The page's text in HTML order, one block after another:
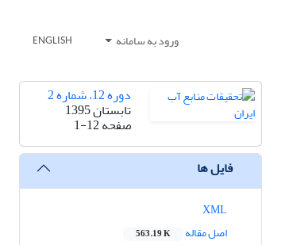
ورود به سامانه ENGLISH
دوره 12، شماره 2
تابستان 1395
صفحه1-12
فایل ها
اصل مقاله
563.19 K